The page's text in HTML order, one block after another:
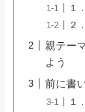
１
２
親テー
よう
前に書
１